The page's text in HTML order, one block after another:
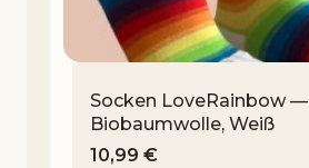
Socken LoveRainbow —
Biobaumwolle, Weiß
10,99 €